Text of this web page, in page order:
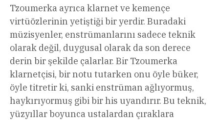
Tzoumerka ayrıca klarnet ve kemençe
virtüözlerinin yetiştiği bir yerdir. Buradaki
müzisyenler, enstrümanlarını sadece teknik
olarak değil, duygusal olarak da son derece
derin bir şekilde çalarlar. Bir Tzoumerka
klarnetçisi, bir notu tutarken onu öyle büker,
öyle titretir ki, sanki enstrüman ağlıyormuş,
haykırıyormuş gibi bir his uyandırır. Bu teknik,
yüzyıllar boyunca ustalardan çıraklara